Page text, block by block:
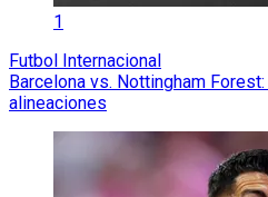
1
Futbol Internacional
Barcelona vs. Nottingham
alineaciones